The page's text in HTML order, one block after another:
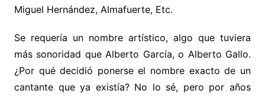
Miguel Hernández, Almafuerte, Etc.
Se requería un nombre artístico, algo que tuviera
más sonoridad que Alberto García, o Alberto Gallo.
¿Por qué decidió ponerse el nombre exacto de un
cantante que ya existía? No lo sé, pero por años